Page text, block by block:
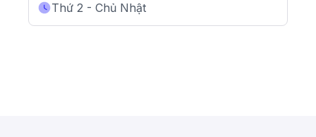
Thứ 2 - Chủ Nhật